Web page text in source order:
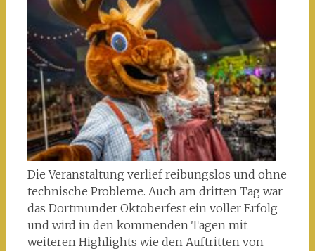
Die Veranstaltung verlief reibungslos und ohne
technische Probleme. Auch am dritten Tag war
das Dortmunder Oktoberfest ein voller Erfolg
und wird in den kommenden Tagen mit
weiteren Highlights wie den Auftritten von